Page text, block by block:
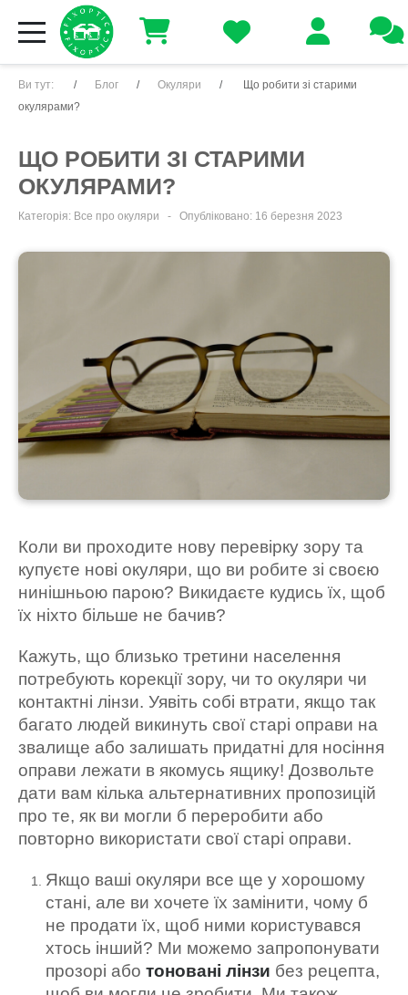
Ви тут: Блог Окуляри
Що робити зі старими
окулярами?
ЩО РОБИТИ ЗІ СТАРИМИ
ОКУЛЯРАМИ?
Категорія: Все про окуляри Опубліковано: 16 березня 2023
Коли ви проходите нову перевірку зору та
купуєте нові окуляри, що ви робите зі своєю
нинішньою парою? Викидаєте кудись їх, щоб
їх ніхто більше не бачив?
Кажуть, що близько третини населення
потребують корекції зору, чи то окуляри чи
контактні лінзи. Уявіть собі втрати, якщо так
багато людей викинуть свої старі оправи на
звалище або залишать придатні для носіння
оправи лежати в якомусь ящику! Дозвольте
дати вам кілька альтернативних пропозицій
про те, як ви могли б переробити або
повторно використати свої старі оправи.
Якщо ваші окуляри все ще у хорошому
стані, але ви хочете їх замінити, чому б
не продати їх, щоб ними користувався
хтось інший? Ми можемо запропонувати
прозорі або тоновані лінзи без рецепта,